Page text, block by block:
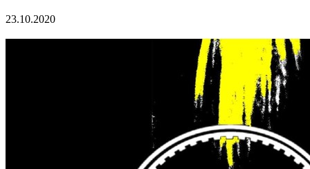
23.10.2020